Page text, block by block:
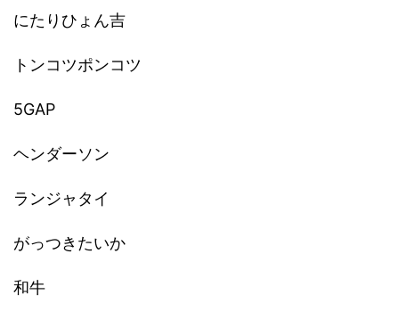
にたりひょん吉
トンコツポンコツ
5GAP
ヘンダーソン
ランジャタイ
がっつきたいか
和牛